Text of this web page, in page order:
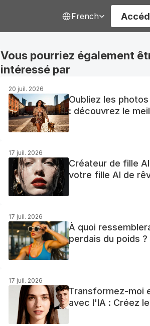
French
Vous pourriez également
intéressé par
20 juil. 2026
Oubliez les
: découvrez le
générateur de
gratuit
17 juil. 2026
Créateur de fille
votre fille AI de
17 juil. 2026
À quoi
perdais du poids ?
Visualisation
17 juil. 2026
Transformez-moi
avec l'IA : Créez
de votre femme